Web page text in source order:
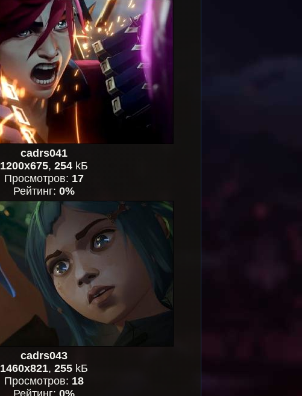
cadrs041
1200x675, 254kБ
Просмотров: 17
Рейтинг: 0%
cadrs043
1460x821, 255kБ
Просмотров: 18
Рейтинг: 0%